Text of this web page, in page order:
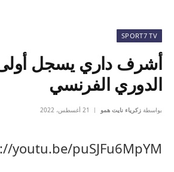
SPORT7 TV
أشرف داري يسجل
الدوري الفرنسي
بواسطة زكرياء نايت همو 21 أغسطس، 2022
youtu.be/puSJFu6MpYM